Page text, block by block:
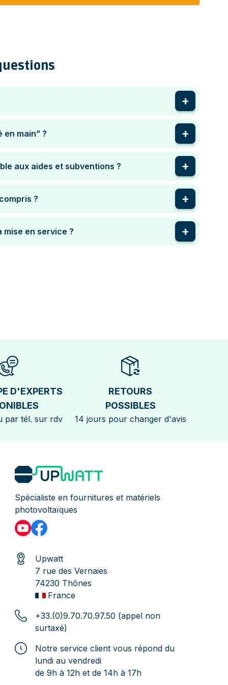
en main” ?
aux aides et subventions ?
?
mise en service ?
D'EXPERTS
par tél. sur rdv
RETOURS
POSSIBLES
14 jours pour changer d'avis
Spécialiste en fournitures et matériels
photovoltaïques
Upwatt
7 rue des Vernaies
74230 Thônes
France
+33.(0)9.70.70.97.50 (appel non
surtaxé)
Notre service client vous répond du
lundi au vendredi
de 9h à 12h et de 14h à 17h